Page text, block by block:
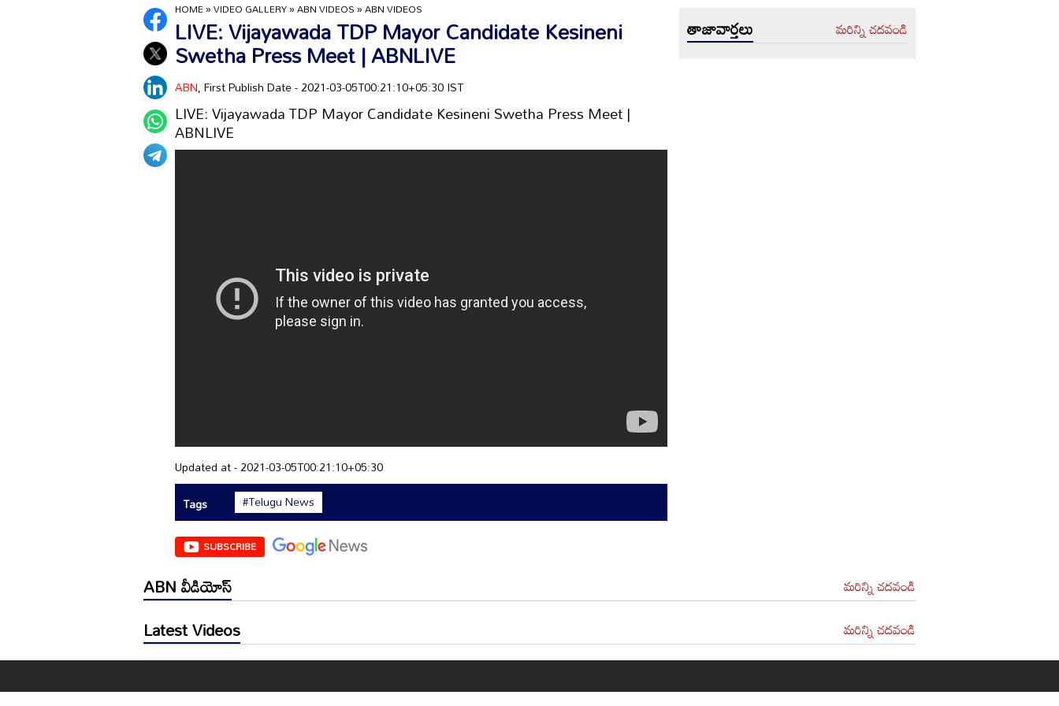
HOME»VIDEO GALLERY»ABN VIDEOS»ABN VIDEOS
LIVE: Vijayawada TDP Mayor Candidate Kesineni
Swetha Press Meet | ABNLIVE
ABN, First Publish Date - 2021-03-05T00:21:10+05:30 IST
LIVE: Vijayawada TDP Mayor Candidate Kesineni Swetha Press Meet |
ABNLIVE
Updated at - 2021-03-05T00:21:10+05:30
Tags
#Telugu News
SUBSCRIBE
తాజావార్తలు మరిన్ని చదవండి
ABN వీడియోస్ మరిన్ని చదవండి
Latest Videos మరిన్ని చదవండి